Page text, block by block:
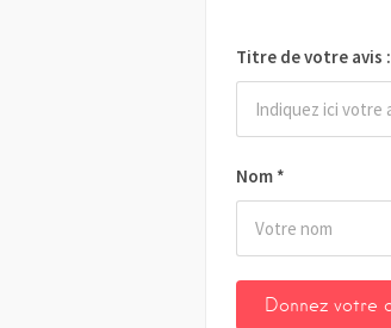
Nom *
Titre de votre avis :